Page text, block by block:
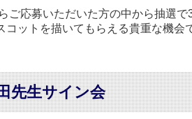
ご応募いただいた方の中から抽選
コットを描いてもらえる貴重な機会
先生サイン会